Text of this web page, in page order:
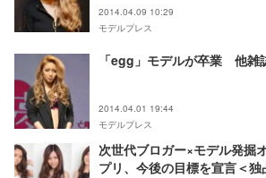
2014.04.09 10:29
モデルプレス
「egg」モデルが卒業 他雑
2014.04.01 19:44
モデルプレス
次世代ブロガー×モデル発掘
プリ、今後の目標を宣言＜独